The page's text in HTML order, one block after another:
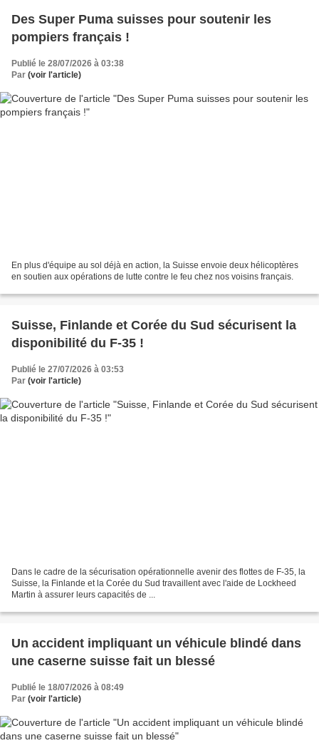
Des Super Puma suisses pour soutenir les
pompiers français !
Publié le 28/07/2026 à 03:38
Par (voir l'article)
En plus d'équipe au sol déjà en action, la Suisse envoie deux hélicoptères
en soutien aux opérations de lutte contre le feu chez nos voisins français.
Suisse, Finlande et Corée du Sud sécurisent la
disponibilité du F-35 !
Publié le 27/07/2026 à 03:53
Par (voir l'article)
Dans le cadre de la sécurisation opérationnelle avenir des flottes de F-35, la
Suisse, la Finlande et la Corée du Sud travaillent avec l'aide de Lockheed
Martin à assurer leurs capacités de ...
Un accident impliquant un véhicule blindé dans
une caserne suisse fait un blessé
Publié le 18/07/2026 à 08:49
Par (voir l'article)